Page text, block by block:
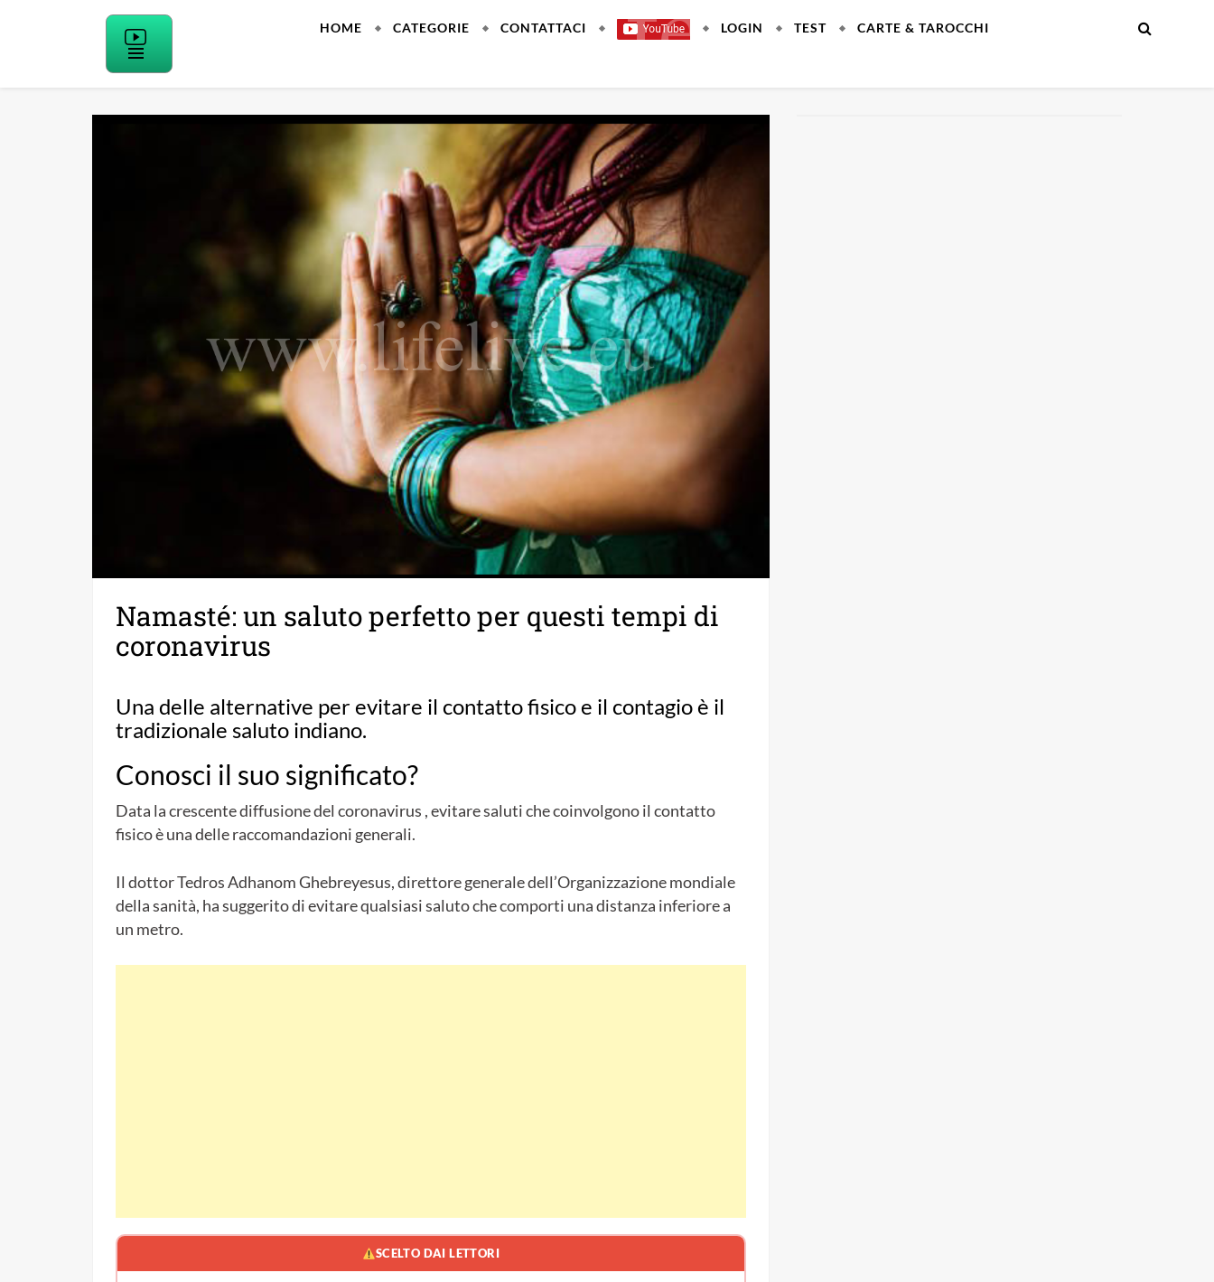
HOME CATEGORIE CONTATTACI LOGIN TEST CARTE & TAROCCHI
Namasté: un saluto perfetto per questi tempi di
coronavirus
Una delle alternative per evitare il contatto fisico e il contagio è il
tradizionale saluto indiano.
Conosci il suo significato?
Data la crescente diffusione del coronavirus , evitare saluti che coinvolgono il contatto
fisico è una delle raccomandazioni generali.
Il dottor Tedros Adhanom Ghebreyesus, direttore generale dell’Organizzazione mondiale
della sanità, ha suggerito di evitare qualsiasi saluto che comporti una distanza inferiore a
un metro.
SCELTO DAI LETTORI